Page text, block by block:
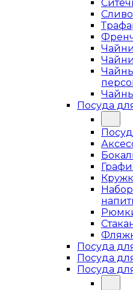
Посуда
Посуда
Посуда
Посуда